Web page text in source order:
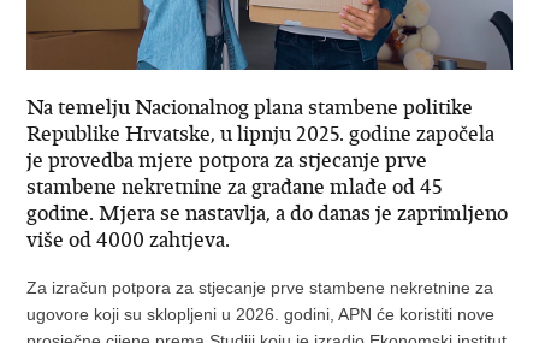
Na temelju Nacionalnog plana stambene politike
Republike Hrvatske, u lipnju 2025. godine započela
je provedba mjere potpora za stjecanje prve
stambene nekretnine za građane mlađe od 45
godine. Mjera se nastavlja, a do danas je zaprimljeno
više od 4000 zahtjeva.
Za izračun potpora za stjecanje prve stambene nekretnine za
ugovore koji su sklopljeni u 2026. godini, APN će koristiti nove